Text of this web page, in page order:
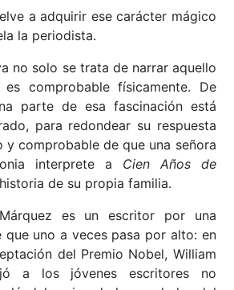
a adquirir ese carácter mágico
la periodista.
no solo se trata de narrar aquello
comprobable físicamente. De
parte de esa fascinación está
para redondear su respuesta
y comprobable de que una señora
interprete a Cien Años de
de su propia familia.
es un escritor por una
que uno a veces pasa por alto: en
del Premio Nobel, William
a los jóvenes escritores no